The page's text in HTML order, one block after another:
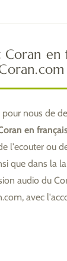
Coran en
nous de
en
l'ecouter ou
que dans la
audio du
avec